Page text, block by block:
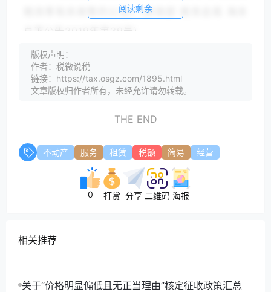
税改革有关政策的公告》(财政部 税务总局 海关
总署公告2019年第39号)
不动产经营租赁服务 VS 仓储服务
不动产经费租赁服务
不动产转让他人使用且租赁物所有权不变更的业
额。
仓储服务
阅读剩余
版权声明：
作者：税微说税
链接：https://tax.osgz.com/1895.html
文章版权归作者所有，未经允许请勿转载。
THE END
不动产 服务 租赁 税额 简易 经营
0 打赏 分享 二维码 海报
相关推荐
关于“价格明显偏低且无正当理由”核定征收政策汇总